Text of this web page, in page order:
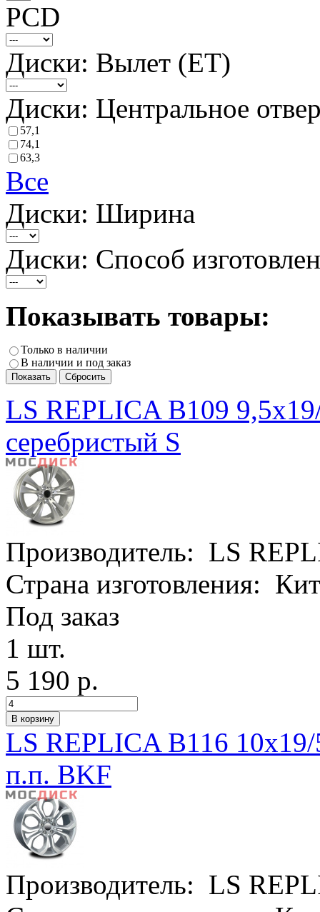
PCD
Диски: Вылет (ET)
Диски: Центральное
57,1
74,1
63,3
Все
Диски: Ширина
Диски: Способ
Показывать товары:
Только в наличии
В наличии и под заказ
LS REPLICA B109
серебристый S
Производитель: LS
Страна изготовления:
Под заказ
1 шт.
5 190 р.
LS REPLICA B116
п.п. BKF
Производитель: LS